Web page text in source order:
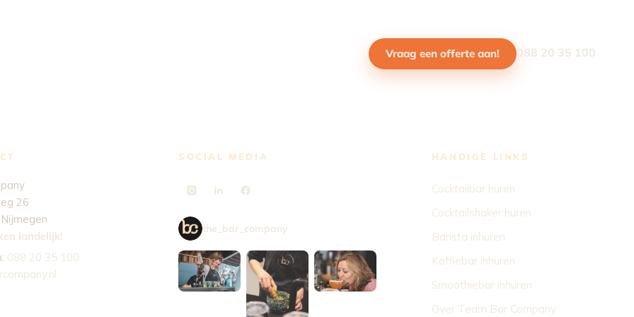
Vraag een offerte aan! 088 20 35 100
26
landelijk!
088 20 35 100
SOCIAL MEDIA
the_bar_company
HANDIGE LINKS
Cocktailbar huren
Cocktailshaker huren
Barista inhuren
Koffiebar inhuren
Smoothiebar inhuren
Over Team Bar Company